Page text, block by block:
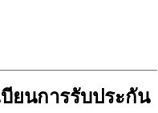
ยนการรับประกัน